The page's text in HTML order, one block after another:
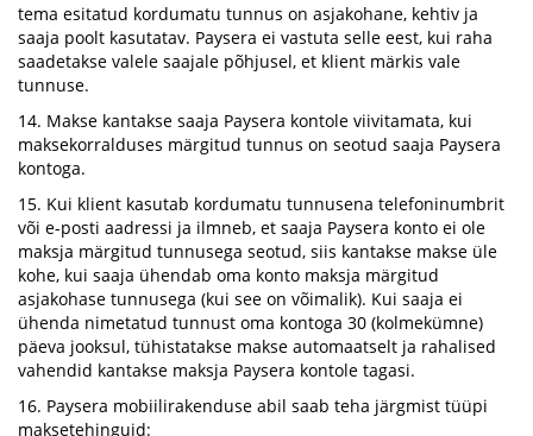
tema esitatud kordumatu tunnus on asjakohane, kehtiv ja
saaja poolt kasutatav. Paysera ei vastuta selle eest, kui raha
saadetakse valele saajale põhjusel, et klient märkis vale
tunnuse.
14. Makse kantakse saaja Paysera kontole viivitamata, kui
maksekorralduses märgitud tunnus on seotud saaja Paysera
kontoga.
15. Kui klient kasutab kordumatu tunnusena telefoninumbrit
või e-posti aadressi ja ilmneb, et saaja Paysera konto ei ole
maksja märgitud tunnusega seotud, siis kantakse makse üle
kohe, kui saaja ühendab oma konto maksja märgitud
asjakohase tunnusega (kui see on võimalik). Kui saaja ei
ühenda nimetatud tunnust oma kontoga 30 (kolmekümne)
päeva jooksul, tühistatakse makse automaatselt ja rahalised
vahendid kantakse maksja Paysera kontole tagasi.
16. Paysera mobiilirakenduse abil saab teha järgmist tüüpi
maksetehinguid: